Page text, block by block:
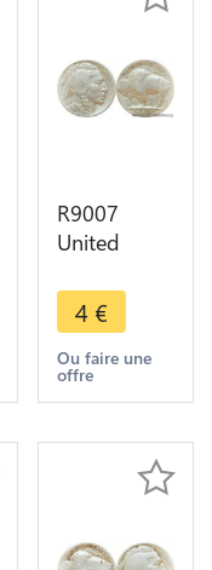
R9007
United
5 Cents
Buffalo
1936 ->
Make offer
4 €
Ou faire une
offre